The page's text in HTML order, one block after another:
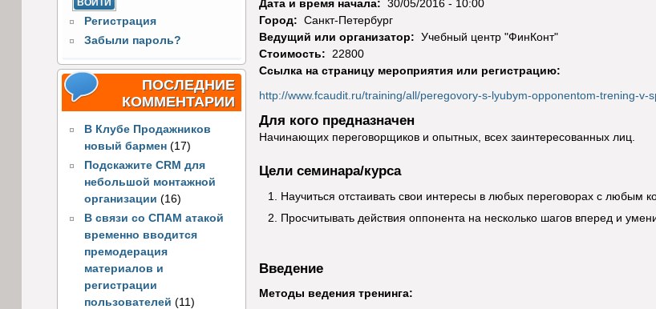
Регистрация
Забыли пароль?
ПОСЛЕДНИЕ
КОММЕНТАРИИ
В Клубе Продажников
новый бармен (17)
Подскажите CRM для
небольшой монтажной
организации (16)
В связи со СПАМ атакой
временно вводится
премодерация
материалов и
регистрации
пользователей (11)
Дата и время начала: 30/05/2016 - 10:00
Город: Санкт-Петербург
Ведущий или организатор: Учебный центр "ФинКонт"
Стоимость: 22800
Ссылка на страницу мероприятия или регистрацию:
http://www.fcaudit.ru/training/all/peregovory-s-lyubym-opponentom-trening-v-
Для кого предназначен
Начинающих переговорщиков и опытных, всех заинтересованных лиц.
Цели семинара/курса
Научиться отстаивать свои интересы в любых переговорах с любым
Просчитывать действия оппонента на несколько шагов вперед и
Введение
Методы ведения тренинга: